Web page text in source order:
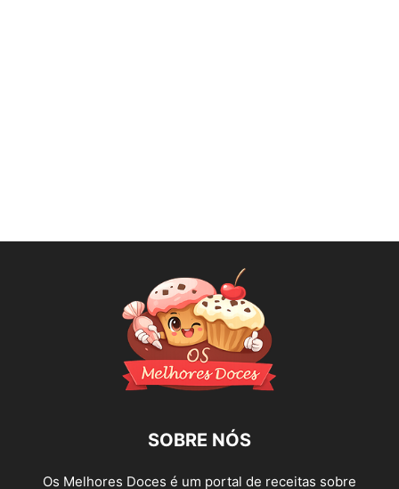
SOBRE NÓS
Os Melhores Doces é um portal de receitas sobre